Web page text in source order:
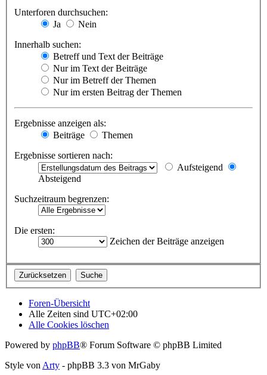
Unterforen durchsuchen:
Ja
Nein
Innerhalb suchen:
Betreff und Text der Beiträge
Nur im Text der Beiträge
Nur im Betreff der Themen
Nur im ersten Beitrag der Themen
Ergebnisse anzeigen als:
Beiträge
Themen
Ergebnisse sortieren nach:
Aufsteigend
Absteigend
Suchzeitraum begrenzen:
Die ersten:
Zeichen der Beiträge anzeigen
Foren-Übersicht
Alle Zeiten sind UTC+02:00
Alle Cookies löschen
Powered by phpBB® Forum Software © phpBB Limited
Style von Arty - phpBB 3.3 von MrGaby